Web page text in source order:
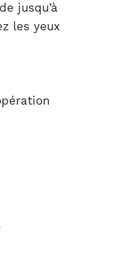
jusqu’à
les yeux